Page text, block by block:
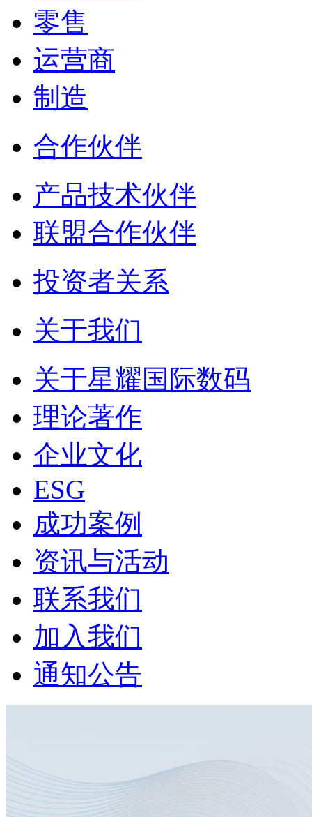
零售
运营商
制造
合作伙伴
产品技术伙伴
联盟合作伙伴
投资者关系
关于我们
关于星耀国际数码
理论著作
企业文化
ESG
成功案例
资讯与活动
联系我们
加入我们
通知公告